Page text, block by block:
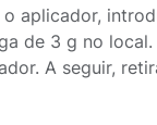
aplicador,
de 3 g no local.
A seguir,